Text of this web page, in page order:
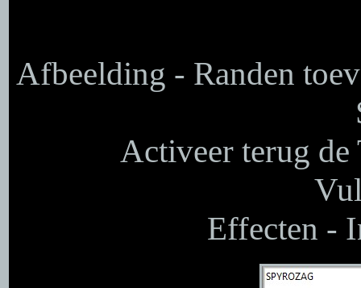
Afbeelding - Randen
Activeer terug de
Effecten -